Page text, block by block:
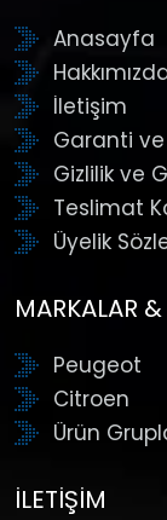
Anasayfa
İletişim
Garanti
Gizlilik ve
Teslimat
Üyelik
MARKALAR
Peugeot
Citroen
Ürün
İLETIŞIM